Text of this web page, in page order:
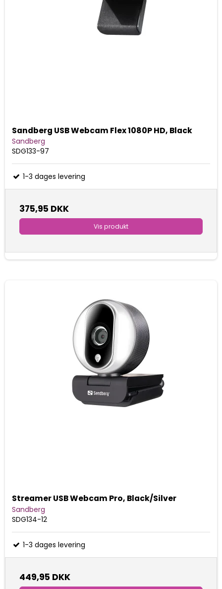
Sandberg USB Webcam Flex 1080P HD, Black
Sandberg
SDG133-97
1-3 dages levering
375,95 DKK
Vis produkt
Streamer USB Webcam Pro, Black/Silver
Sandberg
SDG134-12
1-3 dages levering
449,95 DKK